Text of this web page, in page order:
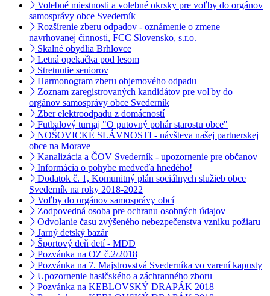
Volebné miestnosti a volebné okrsky pre voľby do orgánov
samosprávy obce Svederník
Rozšírenie zberu odpadov - oznámenie o zmene
navrhovanej činnosti, FCC Slovensko, s.r.o.
Skalné obydlia Brhlovce
Letná opekačka pod lesom
Stretnutie seniorov
Harmonogram zberu objemového odpadu
Zoznam zaregistrovaných kandidátov pre voľby do
orgánov samosprávy obce Svederník
Zber elektroodpadu z domácností
Futbalový turnaj "O putovný pohár starostu obce"
NOŠOVICKÉ SLÁVNOSTI - návšteva našej partnerskej
obce na Morave
Kanalizácia a ČOV Svederník - upozornenie pre občanov
Informácia o pohybe medveďa hnedého!
Dodatok č. 1, Komunitný plán sociálnych služieb obce
Svederník na roky 2018-2022
Voľby do orgánov samosprávy obcí
Zodpovedná osoba pre ochranu osobných údajov
Odvolanie času zvýšeného nebezpečenstva vzniku požiaru
Jarný detský bazár
Športový deň detí - MDD
Pozvánka na OZ č.2/2018
Pozvánka na 7. Majstrovstvá Svederníka vo varení kapusty
Upozornenie hasičského a záchranného zboru
Pozvánka na KEBLOVSKÝ DRAPÁK 2018